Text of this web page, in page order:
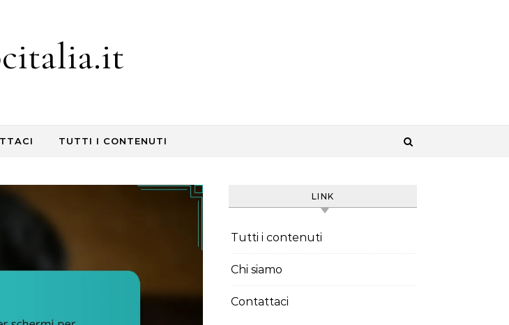
TUTTI I CONTENUTI
LINK
Tutti i contenuti
Chi siamo
Contattaci